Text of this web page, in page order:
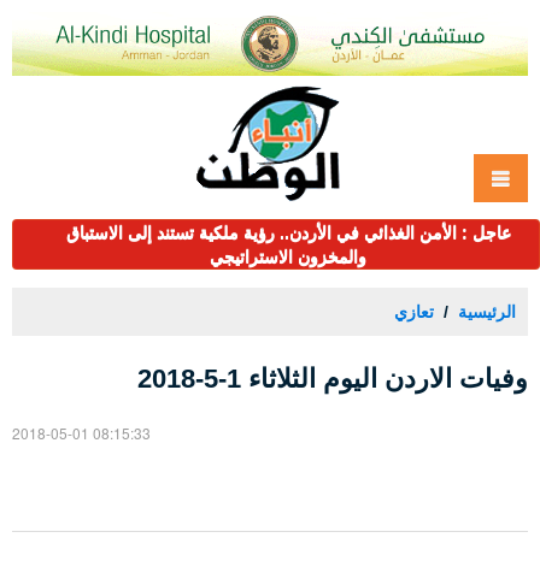
عاجل : الأمن الغذائي في الأردن.. رؤية ملكية تستند إلى الاستباق
والمخزون الاستراتيجي
الرئيسية تعازي
وفيات الاردن اليوم الثلاثاء 1-5-2018
2018-05-01 08:15:33